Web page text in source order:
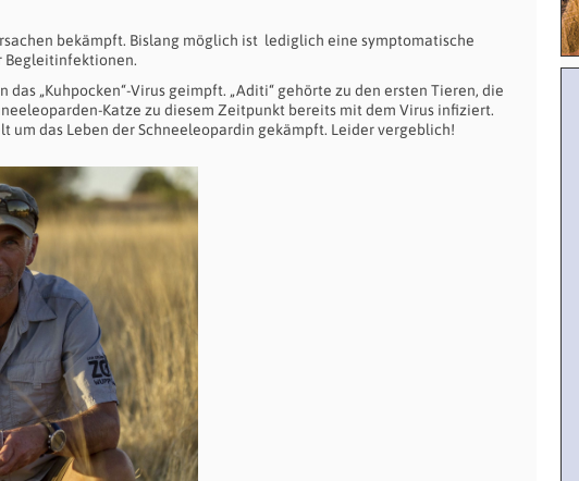
bekämpft. Bislang möglich ist lediglich eine symptomatische
Begleitinfektionen.
„Kuhpocken“-Virus geimpft. „Aditi“ gehörte zu den ersten Tieren, die
Katze zu diesem Zeitpunkt bereits mit dem Virus infiziert.
um das Leben der Schneeleopardin gekämpft. Leider vergeblich!